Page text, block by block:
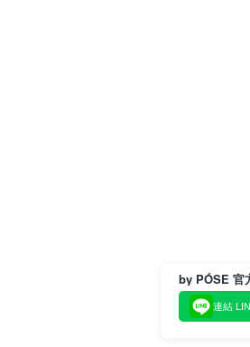
by PÓSE 官
連結